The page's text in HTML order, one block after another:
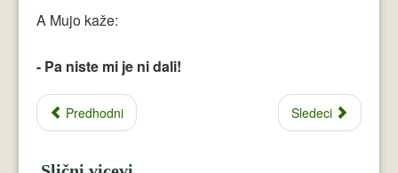
A Mujo kaže:
- Pa niste mi je ni dali!
Predhodni Sledeci